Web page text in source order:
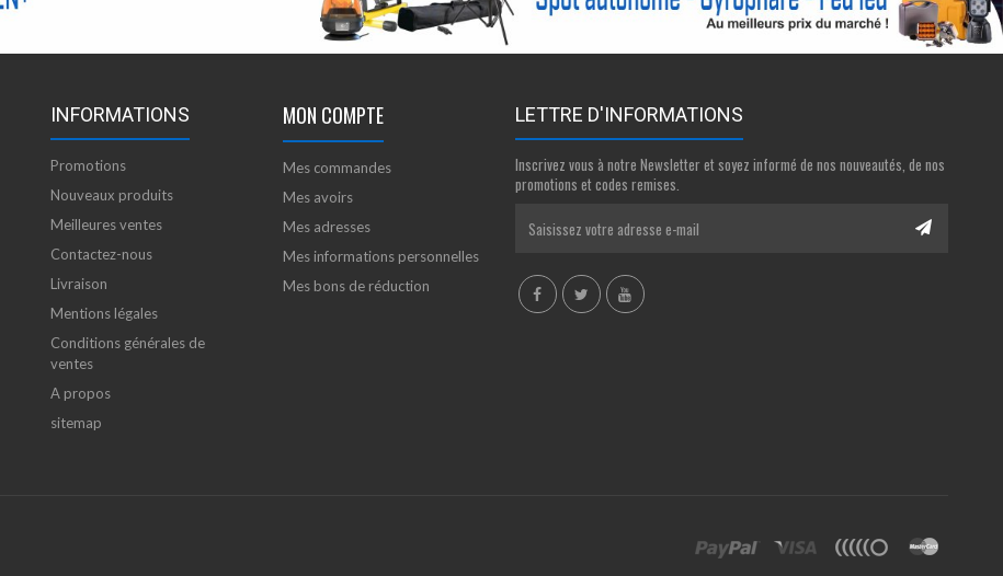
INFORMATIONS
Promotions
Nouveaux produits
Meilleures ventes
Contactez-nous
Livraison
Mentions légales
Conditions générales de
ventes
A propos
sitemap
MON COMPTE
Mes commandes
Mes avoirs
Mes adresses
Mes informations personnelles
Mes bons de réduction
LETTRE D'INFORMATIONS
Inscrivez vous à notre Newsletter et soyez informé de nos nouveautés, de nos
promotions et codes remises.